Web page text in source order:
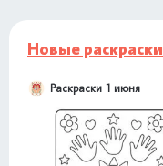
Новые раскраски
Раскраски 1 июня